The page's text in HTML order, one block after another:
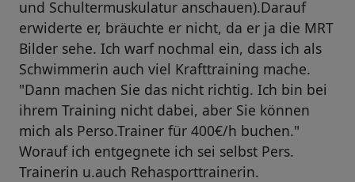
und Schultermuskulatur anschauen).Darauf
erwiderte er, bräuchte er nicht, da er ja die MRT
Bilder sehe. Ich warf nochmal ein, dass ich als
Schwimmerin auch viel Krafttraining mache.
"Dann machen Sie das nicht richtig. Ich bin bei
ihrem Training nicht dabei, aber Sie können
mich als Perso.Trainer für 400€/h buchen."
Worauf ich entgegnete ich sei selbst Pers.
Trainerin u.auch Rehasporttrainerin.